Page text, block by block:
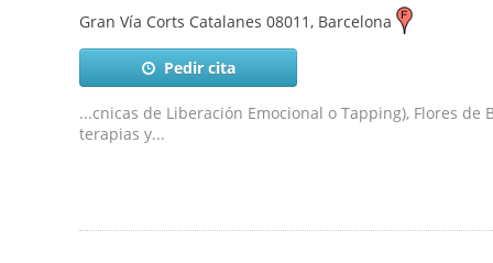
Gran Vía Corts Catalanes 08011, Barcelona
Pedir cita
...cnicas de Liberación Emocional o Tapping), Flores de
terapias y...